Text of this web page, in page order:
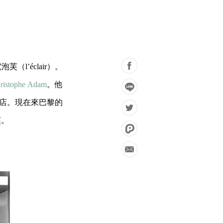
芙（l’éclair）。
Adam。他
。現在來巴黎的